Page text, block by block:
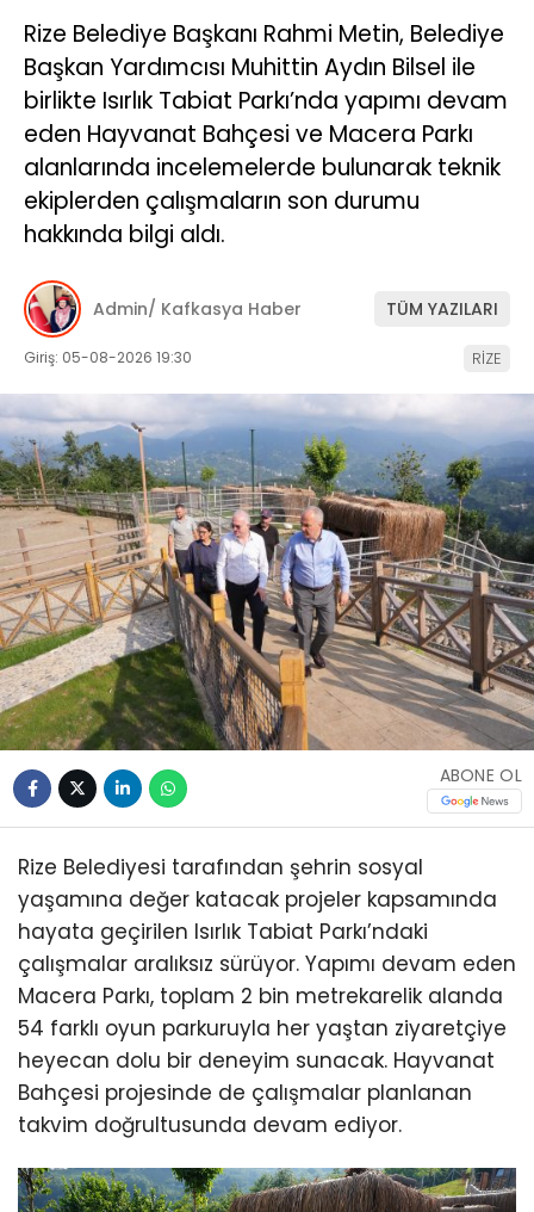
Rize Belediye Başkanı Rahmi Metin, Belediye
Başkan Yardımcısı Muhittin Aydın Bilsel ile
birlikte Isırlık Tabiat Parkı’nda yapımı devam
eden Hayvanat Bahçesi ve Macera Parkı
alanlarında incelemelerde bulunarak teknik
ekiplerden çalışmaların son durumu
hakkında bilgi aldı.
Admin/ Kafkasya Haber TÜM YAZILARI
Giriş: 05-08-2026 19:30 RİZE
ABONE OL
Rize Belediyesi tarafından şehrin sosyal
yaşamına değer katacak projeler kapsamında
hayata geçirilen Isırlık Tabiat Parkı’ndaki
çalışmalar aralıksız sürüyor. Yapımı devam eden
Macera Parkı, toplam 2 bin metrekarelik alanda
54 farklı oyun parkuruyla her yaştan ziyaretçiye
heyecan dolu bir deneyim sunacak. Hayvanat
Bahçesi projesinde de çalışmalar planlanan
takvim doğrultusunda devam ediyor.